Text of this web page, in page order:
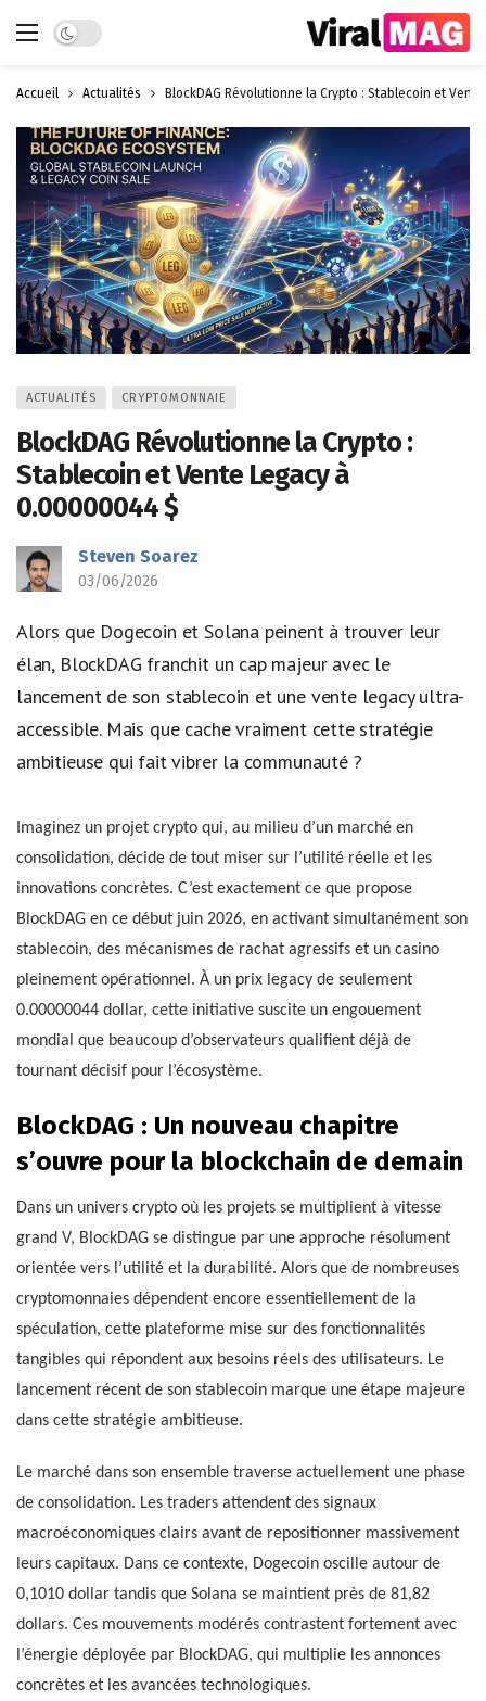
Dark mode
Accueil Actualités BlockDAG Révolutionne la Crypto : Stablecoin et
ACTUALITÉS CRYPTOMONNAIE
BlockDAG Révolutionne la Crypto :
Stablecoin et Vente Legacy à
0.00000044 $
Steven Soarez
03/06/2026
Alors que Dogecoin et Solana peinent à trouver leur
élan, BlockDAG franchit un cap majeur avec le
lancement de son stablecoin et une vente legacy ultra-
accessible. Mais que cache vraiment cette stratégie
ambitieuse qui fait vibrer la communauté ?
Imaginez un projet crypto qui, au milieu d’un marché en
consolidation, décide de tout miser sur l’utilité réelle et les
innovations concrètes. C’est exactement ce que propose
BlockDAG en ce début juin 2026, en activant simultanément son
stablecoin, des mécanismes de rachat agressifs et un casino
pleinement opérationnel. À un prix legacy de seulement
0.00000044 dollar, cette initiative suscite un engouement
mondial que beaucoup d’observateurs qualifient déjà de
tournant décisif pour l’écosystème.
BlockDAG : Un nouveau chapitre
s’ouvre pour la blockchain de demain
Dans un univers crypto où les projets se multiplient à vitesse
grand V, BlockDAG se distingue par une approche résolument
orientée vers l’utilité et la durabilité. Alors que de nombreuses
cryptomonnaies dépendent encore essentiellement de la
spéculation, cette plateforme mise sur des fonctionnalités
tangibles qui répondent aux besoins réels des utilisateurs. Le
lancement récent de son stablecoin marque une étape majeure
dans cette stratégie ambitieuse.
Le marché dans son ensemble traverse actuellement une phase
de consolidation. Les traders attendent des signaux
macroéconomiques clairs avant de repositionner massivement
leurs capitaux. Dans ce contexte, Dogecoin oscille autour de
0,1010 dollar tandis que Solana se maintient près de 81,82
dollars. Ces mouvements modérés contrastent fortement avec
l’énergie déployée par BlockDAG, qui multiplie les annonces
concrètes et les avancées technologiques.